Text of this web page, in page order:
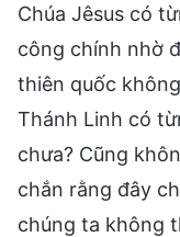
Chúa Jêsus có
công chính nhờ
thiên quốc
Thánh Linh có
chưa? Cũng
chắn rằng đây
chúng ta không